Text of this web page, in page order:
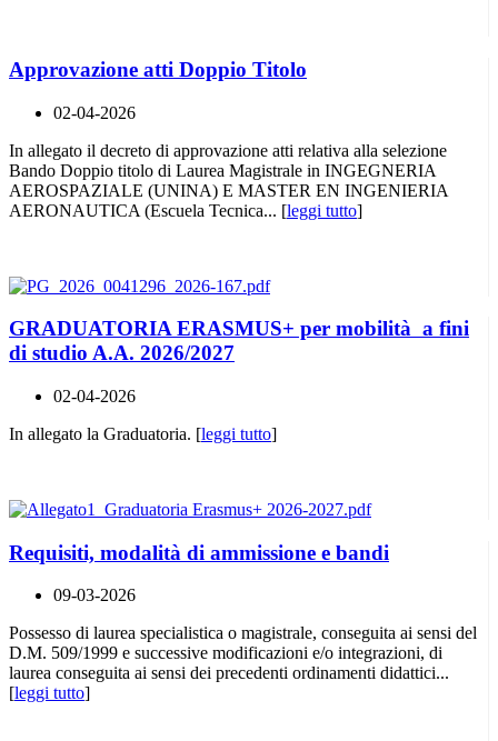
Approvazione atti Doppio Titolo
02-04-2026
In allegato il decreto di approvazione atti relativa alla selezione
Bando Doppio titolo di Laurea Magistrale in INGEGNERIA
AEROSPAZIALE (UNINA) E MASTER EN INGENIERIA
AERONAUTICA (Escuela Tecnica... [leggi tutto]
GRADUATORIA ERASMUS+ per mobilità a fini
di studio A.A. 2026/2027
02-04-2026
In allegato la Graduatoria. [leggi tutto]
Requisiti, modalità di ammissione e bandi
09-03-2026
Possesso di laurea specialistica o magistrale, conseguita ai sensi del
D.M. 509/1999 e successive modificazioni e/o integrazioni, di
laurea conseguita ai sensi dei precedenti ordinamenti didattici...
[leggi tutto]